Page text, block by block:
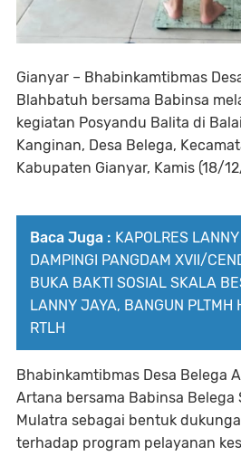
Gianyar – Bhabinkamtibmas
Blahbatuh bersama Babinsa
kegiatan Posyandu Balita di
Kanginan, Desa Belega,
Kabupaten Gianyar, Kamis (18/
Baca Juga : KAPOLRES
DAMPINGI PANGDAM XVII/
BUKA BAKTI SOSIAL SKALA
LANNY JAYA, BANGUN PLTMH
RTLH
Bhabinkamtibmas Desa Belega
Artana bersama Babinsa Belega
Mulatra sebagai bentuk
terhadap program pelayanan